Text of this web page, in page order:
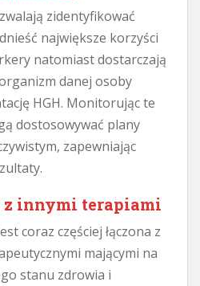
zidentyfikować
największe korzyści
natomiast dostarczają
danej osoby
HGH. Monitorując te
dostosowywać plany
zapewniając
z innymi terapiami
coraz częściej łączona z
mającymi na
stanu zdrowia i